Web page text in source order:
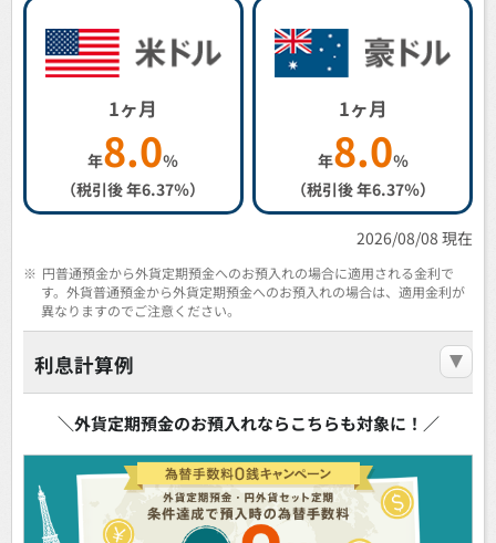
1ヶ月
年8.0％
（税引後 年6.37％）
1ヶ月
年8.0％
（税引後 年6.37％）
2026/08/08 現在
※ 円普通預金から外貨定期預金へのお預入れの場合に適用される金利で
す。外貨普通預金から外貨定期預金へのお預入れの場合は、適用金利が
異なりますのでご注意ください。
利息計算例
＼外貨定期預金のお預入れならこちらも対象に！／